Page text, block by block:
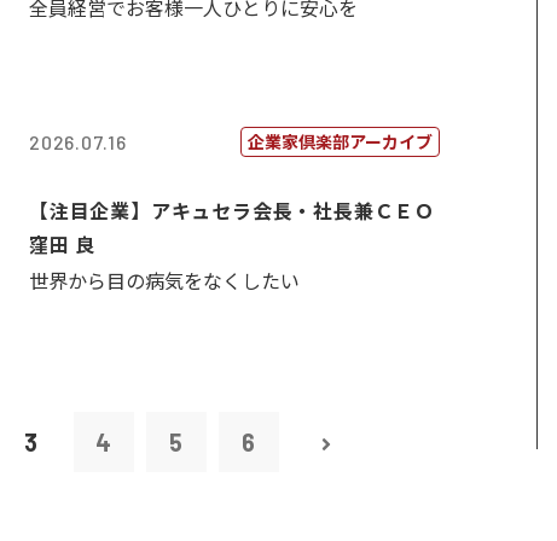
全員経営でお客様一人ひとりに安心を
2026.07.16 企業家倶楽部アーカイブ
【注目企業】アキュセラ会長・社長兼ＣＥＯ
窪田 良
世界から目の病気をなくしたい
3 4 5 6